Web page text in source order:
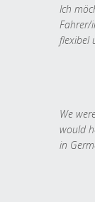
Ich
Fahrer/
flexibel
We
would
in